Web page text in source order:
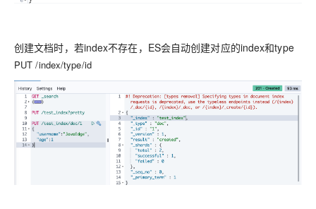
创建文档时，若index不存在，ES会自动创建对应的index和type
PUT /index/type/id